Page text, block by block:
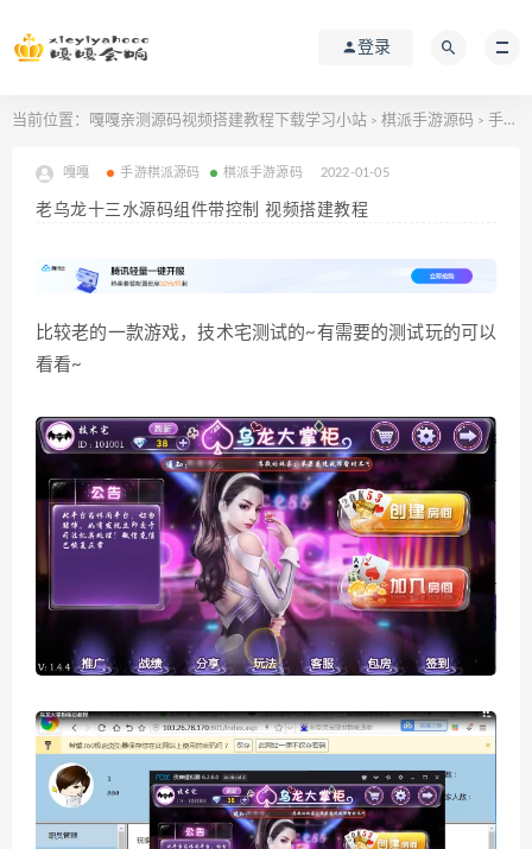
登录
当前位置： 嘎嘎亲测源码视频搭建教程下载学习小站 > 棋派手游源码 > 手游棋派源码
嘎嘎 手游棋派源码 棋派手游源码 2022-01-05
老乌龙十三水源码组件带控制 视频搭建教程
比较老的一款游戏，技术宅测试的~有需要的测试玩的可以
看看~